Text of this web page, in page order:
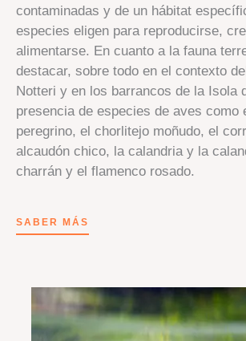
contaminadas y de un hábitat
especies eligen para reproducirse,
alimentarse. En cuanto a la fauna
destacar, sobre todo en el contexto
Notteri y en los barrancos de la Isola
presencia de especies de aves como
peregrino, el chorlitejo moñudo, el
alcaudón chico, la calandria y la
charrán y el flamenco rosado.
SABER MÁS